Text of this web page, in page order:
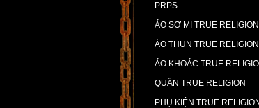
PRPS
ÁO SƠ MI TRUE RELIGION
ÁO THUN TRUE RELIGION
ÁO KHOÁC TRUE
QUẦN TRUE RELIGION
PHỤ KIỆN TRUE RELIGION